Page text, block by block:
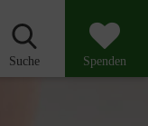
Suche Spenden